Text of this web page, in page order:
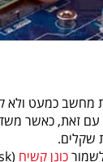
מחשב כמעט
עם זאת, כאשר
שקלים.
כונן קשיח